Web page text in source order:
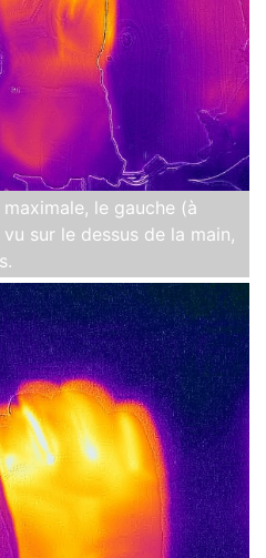
le gauche (à
vu sur le dessus de la main,